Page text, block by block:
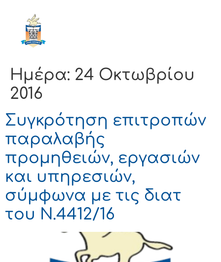
Ημέρα: 24 Οκτωβρίου
2016
Συγκρότηση επιτροπών
παραλαβής
προμηθειών, εργασιών
και υπηρεσιών,
σύμφωνα με τις διατ
του Ν.4412/16